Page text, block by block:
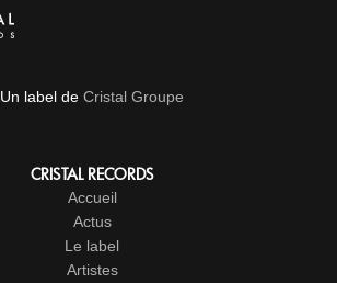
Un label de Cristal Groupe
CRISTAL RECORDS
Accueil
Actus
Le label
Artistes